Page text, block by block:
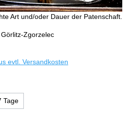
Art und/oder Dauer der Patenschaft.
Zgorzelec
evtl. Versandkosten
Tage